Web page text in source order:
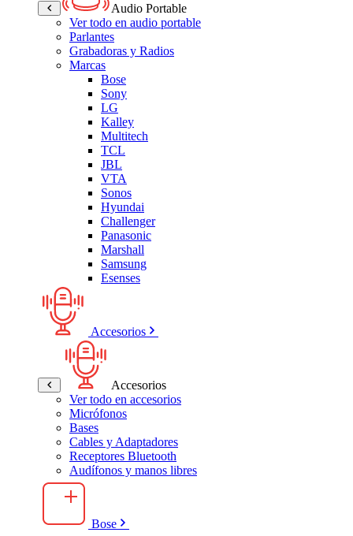
Audio Portable
Ver todo en audio portable
Parlantes
Grabadoras y Radios
Marcas
Bose
Sony
LG
Kalley
Multitech
TCL
JBL
VTA
Sonos
Hyundai
Challenger
Panasonic
Marshall
Samsung
Esenses
Accesorios
Accesorios
Ver todo en accesorios
Micrófonos
Bases
Cables y Adaptadores
Receptores Bluetooth
Audífonos y manos libres
Bose